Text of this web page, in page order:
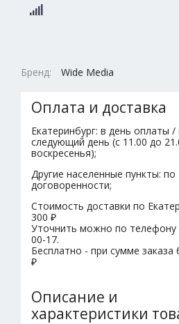
Бренд: Wide Media
Оплата и доставка
Екатеринбург: в день оплаты /
следующий день (с 11.00 до
воскресенья);
Другие населенные пункты: по
договоренности;
Стоимость доставки по
300 ₽
Уточнить можно по телефону
00-17.
Бесплатно - при сумме заказа
₽
Описание и
характеристики